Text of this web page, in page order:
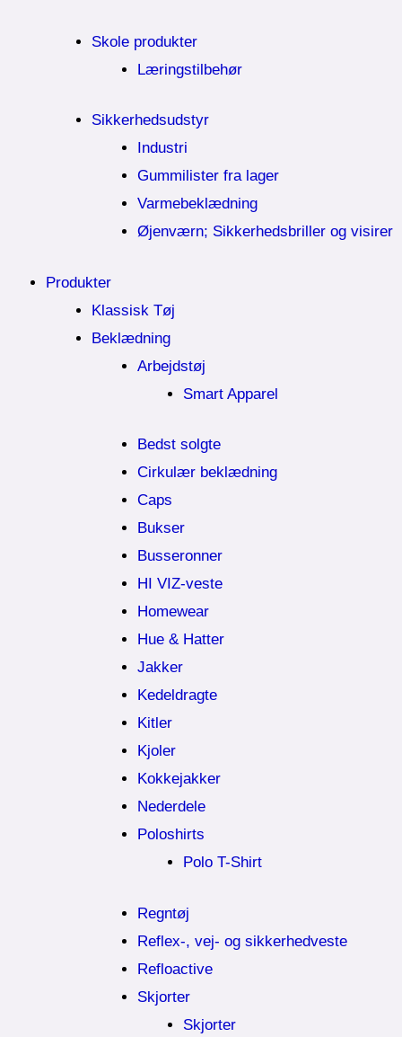
Skole produkter
Læringstilbehør
Sikkerhedsudstyr
Industri
Gummilister fra lager
Varmebeklædning
Øjenværn; Sikkerhedsbriller og visirer
Produkter
Klassisk Tøj
Beklædning
Arbejdstøj
Smart Apparel
Bedst solgte
Cirkulær beklædning
Caps
Bukser
Busseronner
HI VIZ-veste
Homewear
Hue & Hatter
Jakker
Kedeldragte
Kitler
Kjoler
Kokkejakker
Nederdele
Poloshirts
Polo T-Shirt
Regntøj
Reflex-, vej- og sikkerhedveste
Refloactive
Skjorter
Skjorter